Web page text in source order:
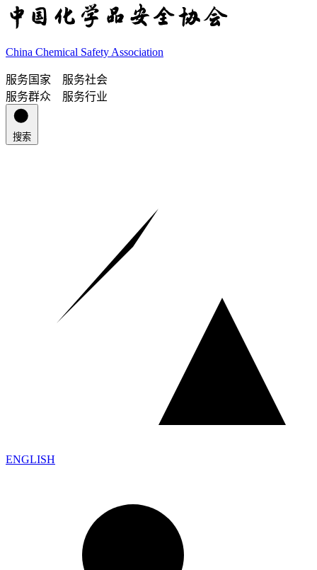
China Chemical Safety Association
服务国家 服务社会
服务群众 服务行业
搜索
ENGLISH